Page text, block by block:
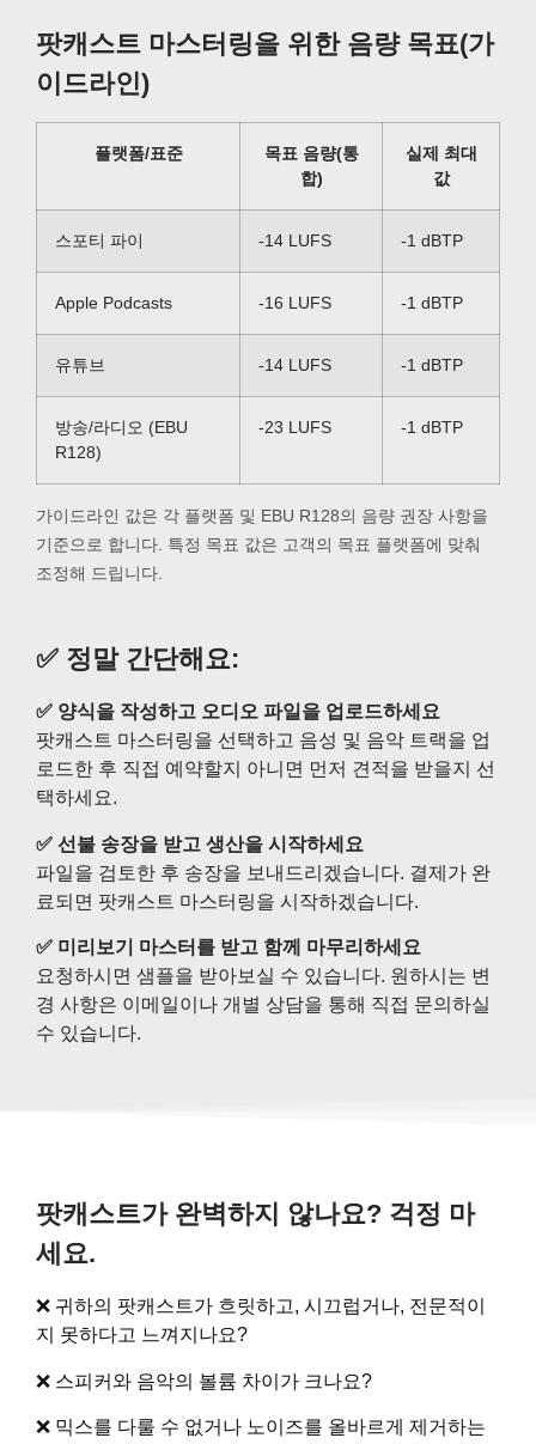
팟캐스트 마스터링을 위한 음량 목표(가
이드라인)
플랫폼/표준
목표 음량(통
합)
실제 최대
값
스포티 파이 -14 LUFS -1 dBTP
Apple Podcasts -16 LUFS -1 dBTP
유튜브 -14 LUFS -1 dBTP
방송/라디오 (EBU
R128)
-23 LUFS -1 dBTP
가이드라인 값은 각 플랫폼 및 EBU R128의 음량 권장 사항을
기준으로 합니다. 특정 목표 값은 고객의 목표 플랫폼에 맞춰
조정해 드립니다.
✅ 정말 간단해요:
✅ 양식을 작성하고 오디오 파일을 업로드하세요
팟캐스트 마스터링을 선택하고 음성 및 음악 트랙을 업
로드한 후 직접 예약할지 아니면 먼저 견적을 받을지 선
택하세요.
✅ 선불 송장을 받고 생산을 시작하세요
파일을 검토한 후 송장을 보내드리겠습니다. 결제가 완
료되면 팟캐스트 마스터링을 시작하겠습니다.
✅ 미리보기 마스터를 받고 함께 마무리하세요
요청하시면 샘플을 받아보실 수 있습니다. 원하시는 변
경 사항은 이메일이나 개별 상담을 통해 직접 문의하실
수 있습니다.
팟캐스트가 완벽하지 않나요? 걱정 마
세요.
❌ 귀하의 팟캐스트가 흐릿하고, 시끄럽거나, 전문적이
지 못하다고 느껴지나요?
❌ 스피커와 음악의 볼륨 차이가 크나요?
❌ 믹스를 다룰 수 없거나 노이즈를 올바르게 제거하는